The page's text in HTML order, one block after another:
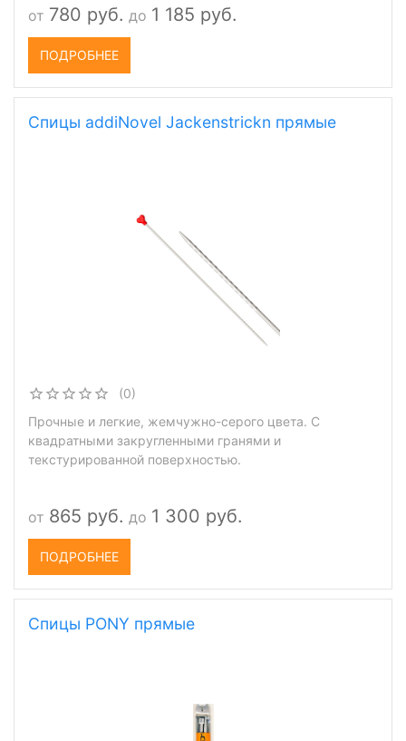
от 780 руб. до 1 185 руб.
ПОДРОБНЕЕ
Спицы addiNovel Jackenstrickn прямые
(0)
Прочные и легкие, жемчужно-серого цвета. С
квадратными закругленными гранями и
текстурированной поверхностью. ​
от 865 руб. до 1 300 руб.
ПОДРОБНЕЕ
Спицы PONY прямые